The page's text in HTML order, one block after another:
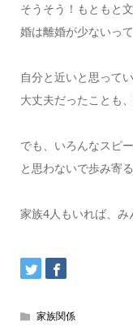
そうそう！もともと
婚は離婚が少ないっ
自分と近いと思って
大丈夫だったことも
でも、いろんなスピ
と思わないで歩み寄
家族4人もいれば、み
家族関係